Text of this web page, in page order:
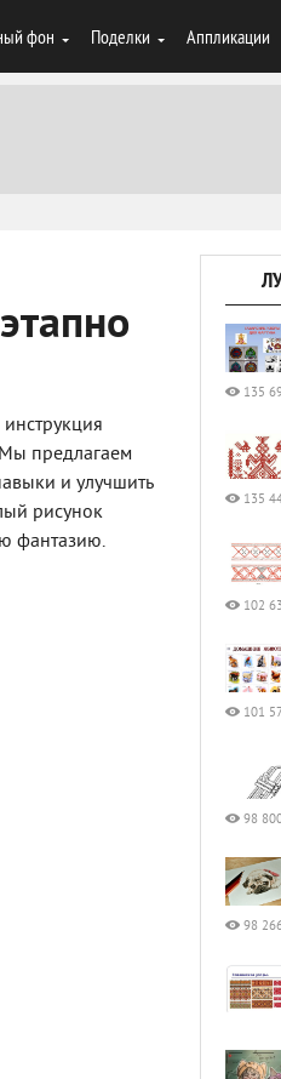
фон Поделки Аппликации
предлагаем
и улучшить
рисунок
фантазию.
135
135
102
101
98
98